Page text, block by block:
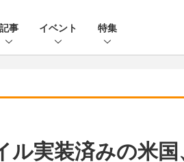
記事 イベント 特集
ル実装済みの米